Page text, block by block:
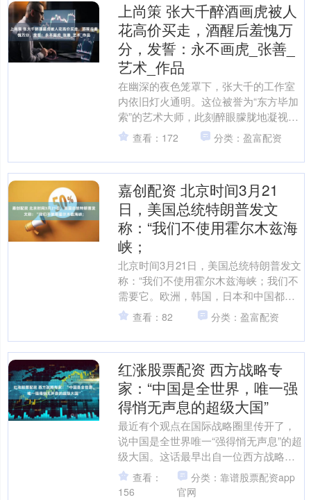
上尚策 张大千醉酒画虎被人
花高价买走，酒醒后羞愧万
分，发誓：永不画虎_张善_
艺术_作品
在幽深的夜色笼罩下，张大千的工作室
内依旧灯火通明。这位被誉为“东方毕加
索”的艺术大师，此刻醉眼朦胧地凝视着
他刚完成的最新作品——一幅展现威猛
虎影的画卷。酒意浸润....
查看：172 分类：盈富配资
嘉创配资 北京时间3月21
日，美国总统特朗普发文
称：“我们不使用霍尔木兹海
峡；
北京时间3月21日，美国总统特朗普发文
称：“我们不使用霍尔木兹海峡；我们不
需要它。欧洲，韩国，日本和中国都需
要它；它们都必须参与其中。”特朗普特
别点名中国，称他....
查看：82 分类：盈富配资
红涨股票配资 西方战略专
家：“中国是全世界，唯一强
得悄无声息的超级大国”
最近有个观点在国际战略圈里传开了，
说中国是全世界唯一“强得悄无声息”的超
级大国。这话最早出自一位西方战略专
家之口，后来被越来越多的人引用。 乍
一听好像有点夸张，....
查看：
156
分类：靠谱股票配资app
官网